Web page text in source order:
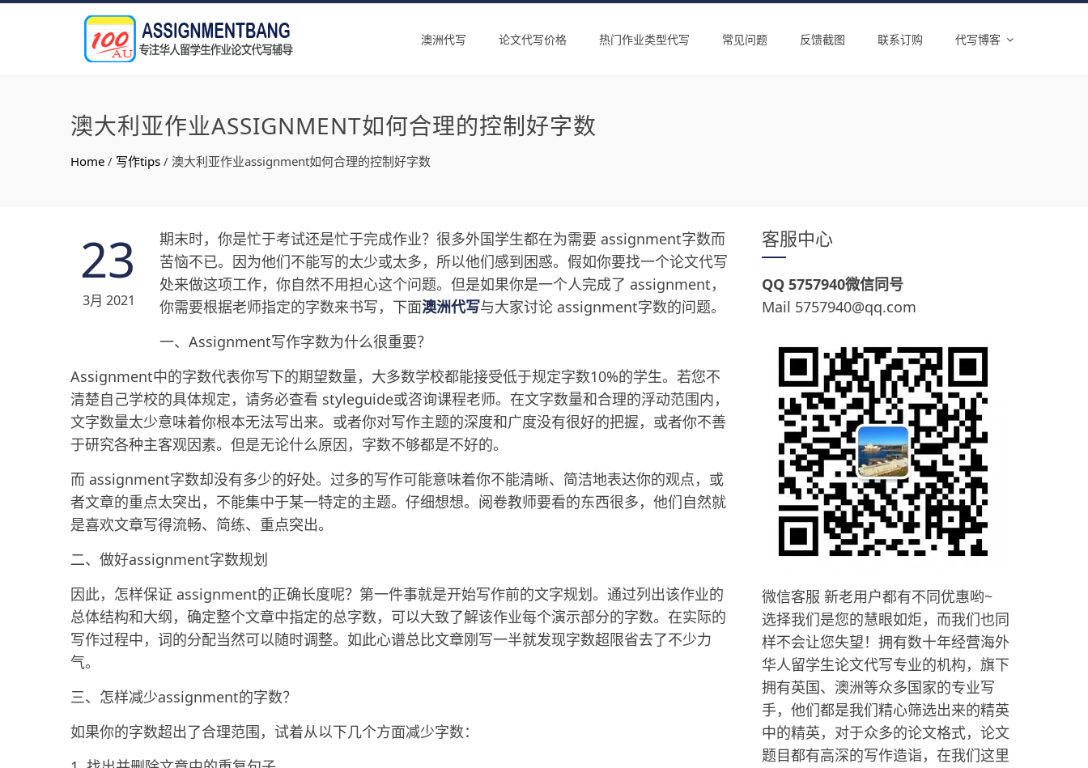
澳洲代写 论文代写价格 热门作业类型代写 常见问题 反馈截图 联系订购 代写博客
澳大利亚作业ASSIGNMENT如何合理的控制好字数
Home / 写作tips / 澳大利亚作业assignment如何合理的控制好字数
23
3月 2021
期末时，你是忙于考试还是忙于完成作业？很多外国学生都在为需要 assignment字数而
苦恼不已。因为他们不能写的太少或太多，所以他们感到困惑。假如你要找一个论文代写
处来做这项工作，你自然不用担心这个问题。但是如果你是一个人完成了 assignment，
你需要根据老师指定的字数来书写，下面澳洲代写与大家讨论 assignment字数的问题。
一、Assignment写作字数为什么很重要？
Assignment中的字数代表你写下的期望数量，大多数学校都能接受低于规定字数10%的学生。若您不
清楚自己学校的具体规定，请务必查看 styleguide或咨询课程老师。在文字数量和合理的浮动范围内，
文字数量太少意味着你根本无法写出来。或者你对写作主题的深度和广度没有很好的把握，或者你不善
于研究各种主客观因素。但是无论什么原因，字数不够都是不好的。
而 assignment字数却没有多少的好处。过多的写作可能意味着你不能清晰、简洁地表达你的观点，或
者文章的重点太突出，不能集中于某一特定的主题。仔细想想。阅卷教师要看的东西很多，他们自然就
是喜欢文章写得流畅、简练、重点突出。
二、做好assignment字数规划
因此，怎样保证 assignment的正确长度呢？第一件事就是开始写作前的文字规划。通过列出该作业的
总体结构和大纲，确定整个文章中指定的总字数，可以大致了解该作业每个演示部分的字数。在实际的
写作过程中，词的分配当然可以随时调整。如此心谱总比文章刚写一半就发现字数超限省去了不少力
气。
三、怎样减少assignment的字数？
如果你的字数超出了合理范围，试着从以下几个方面减少字数：
客服中心
QQ 5757940微信同号
Mail 5757940@qq.com
微信客服 新老用户都有不同优惠哟~
选择我们是您的慧眼如炬，而我们也同
样不会让您失望！拥有数十年经营海外
华人留学生论文代写专业的机构，旗下
拥有英国、澳洲等众多国家的专业写
手，他们都是我们精心筛选出来的精英
中的精英，对于众多的论文格式，论文
题目都有高深的写作造诣，在我们这里